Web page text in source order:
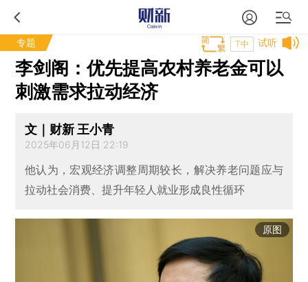
专题 试听
T中
李剑阁：优先提高农村养老金可以
刺激需求拉动经济
文｜财新 王小青
2025年06月12日 22:19
他认为，宏观经济调整周期较长，解决养老问题应与
拉动社会消费、提升年轻人就业形成良性循环
原图